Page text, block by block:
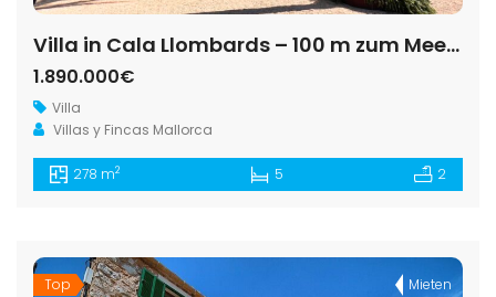
Villa in Cala Llombards – 100 m zum Meer, 5 Schlafzimmer
1.890.000€
Villa
Villas y Fincas Mallorca
278 m2 5 2
Top
Mieten